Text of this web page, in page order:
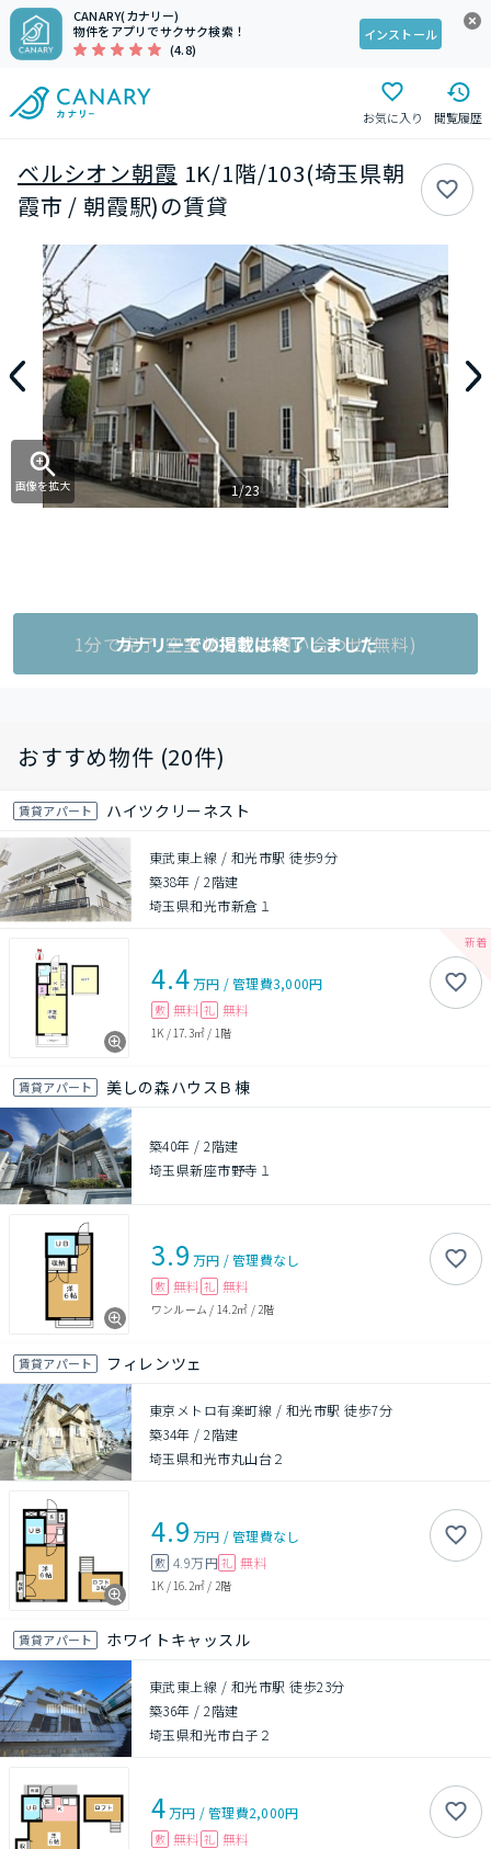
CANARY(カナリー)
物件をアプリでサクサク検索！
(4.8)
インストール
お気に入り 閲覧履歴
ベルシオン朝霞 1K/1階/103(埼玉県朝
霞市 / 朝霞駅)の賃貸
画像を拡大 1/23
1分で完了!空室状況をお問い合わせ(無料)
カナリーでの掲載は終了しました
おすすめ物件 (20件)
賃貸アパート ハイツクリーネスト
東武東上線 / 和光市駅 徒歩9分
築38年 /2階建
埼玉県和光市新倉１
4.4万円 /管理費3,000円
敷 無料 礼 無料
1K / 17.3㎡ / 1階
賃貸アパート 美しの森ハウスＢ棟
築40年 /2階建
埼玉県新座市野寺１
3.9 万円 /管理費なし
敷 無料 礼 無料
ワンルーム / 14.2㎡ / 2階
賃貸アパート フィレンツェ
東京メトロ有楽町線 / 和光市駅 徒歩7分
築34年 /2階建
埼玉県和光市丸山台２
4.9 万円 /管理費なし
敷 4.9万円 礼 無料
1K / 16.2㎡ / 2階
賃貸アパート ホワイトキャッスル
東武東上線 / 和光市駅 徒歩23分
築36年 /2階建
埼玉県和光市白子２
4万円 /管理費2,000円
敷 無料 礼 無料